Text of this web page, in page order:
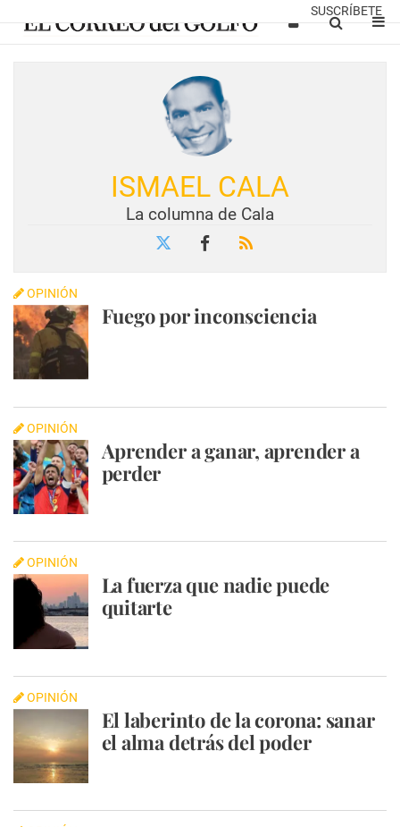
SUSCRÍBETE
ISMAEL CALA
La columna de Cala
OPINIÓN
Fuego por inconsciencia
OPINIÓN
Aprender a ganar, aprender a
perder
OPINIÓN
La fuerza que nadie puede
quitarte
OPINIÓN
El laberinto de la corona: sanar
el alma detrás del poder